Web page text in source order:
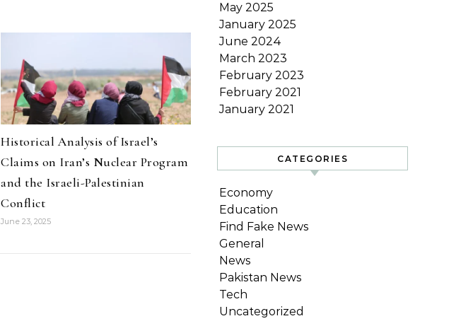
Historical Analysis of Israel’s
Claims on Iran’s Nuclear Program
and the Israeli-Palestinian
Conflict
June 23, 2025
May 2025
January 2025
June 2024
March 2023
February 2023
February 2021
January 2021
CATEGORIES
Economy
Education
Find Fake News
General
News
Pakistan News
Tech
Uncategorized